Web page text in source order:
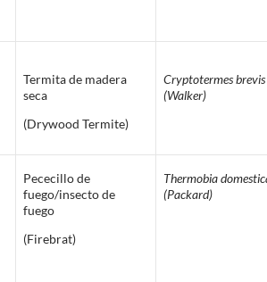
Termita de madera
seca
(Drywood Termite)
Cryptotermes brevis
(Walker)
Pececillo de
fuego/insecto de
fuego
(Firebrat)
Thermobia
(Packard)